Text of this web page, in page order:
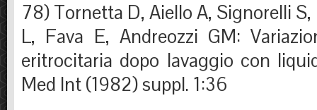
78) Tornetta D, Aiello A, Signorelli
L, Fava E, Andreozzi GM:
eritrocitaria dopo lavaggio con
Med Int (1982) suppl. 1:36